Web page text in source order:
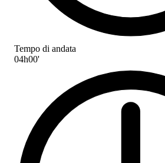
Tempo di andata
04h00'